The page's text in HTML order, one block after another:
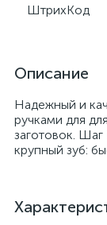
ШтрихКод
Описание
Надежный и
ручками для
заготовок.
крупный зуб: